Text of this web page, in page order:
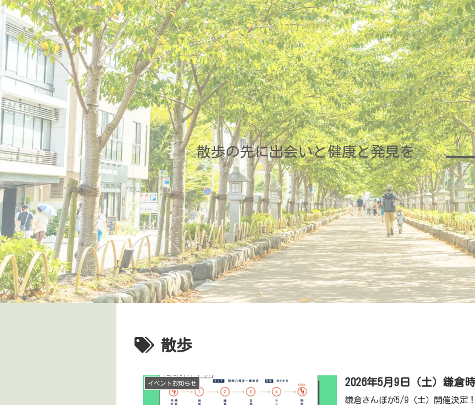
散歩の先に出会いと健康と発見を
散歩
イベントお知らせ 2026年5月9日（土）鎌倉
鎌倉さんぽが5/9（土）開催決定